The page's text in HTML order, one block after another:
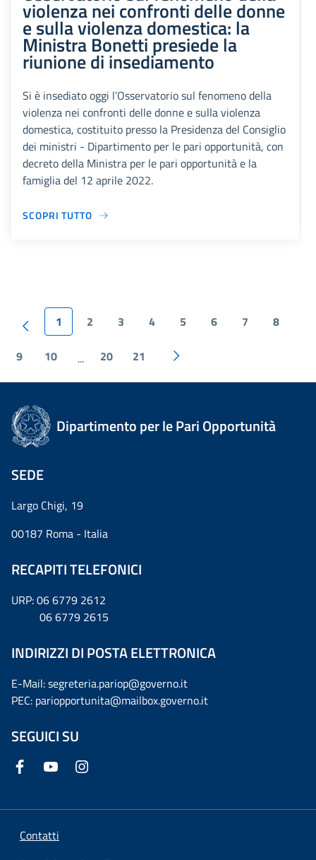
violenza nei confronti delle donne
e sulla violenza domestica: la
Ministra Bonetti presiede la
riunione di insediamento
Si è insediato oggi l’Osservatorio sul fenomeno della
violenza nei confronti delle donne e sulla violenza
domestica, costituito presso la Presidenza del Consiglio
dei ministri - Dipartimento per le pari opportunità, con
decreto della Ministra per le pari opportunità e la
famiglia del 12 aprile 2022.
SCOPRI TUTTO
1 2 3 4 5 6 7 8
9 10 ... 20 21
Dipartimento per le Pari Opportunità
SEDE
Largo Chigi, 19
00187 Roma - Italia
RECAPITI TELEFONICI
URP: 06 6779 2612
06 6779 2615
INDIRIZZI DI POSTA ELETTRONICA
E-Mail: segreteria.pariop@governo.it
PEC: pariopportunita@mailbox.governo.it
SEGUICI SU
Contatti